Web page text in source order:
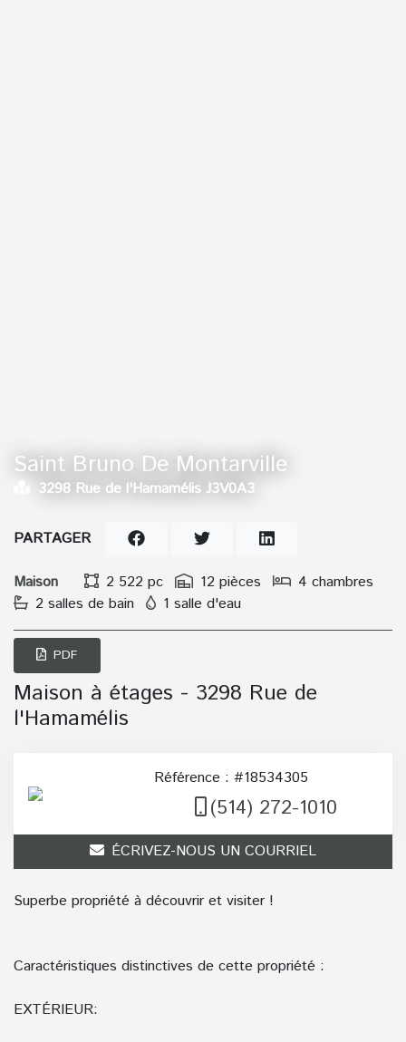
Saint Bruno De Montarville
3298 Rue de l'Hamamélis J3V0A3
Maison 2 522 pc 12 pièces
4 chambres
2 salles de bain
1 salle d'eau
PARTAGER
PDF
Maison à étages - 3298 Rue de
l'Hamamélis
Référence : #18534305
(514) 272-1010
ÉCRIVEZ-NOUS UN COURRIEL
Superbe propriété à découvrir et visiter !
Caractéristiques distinctives de cette propriété :
EXTÉRIEUR: